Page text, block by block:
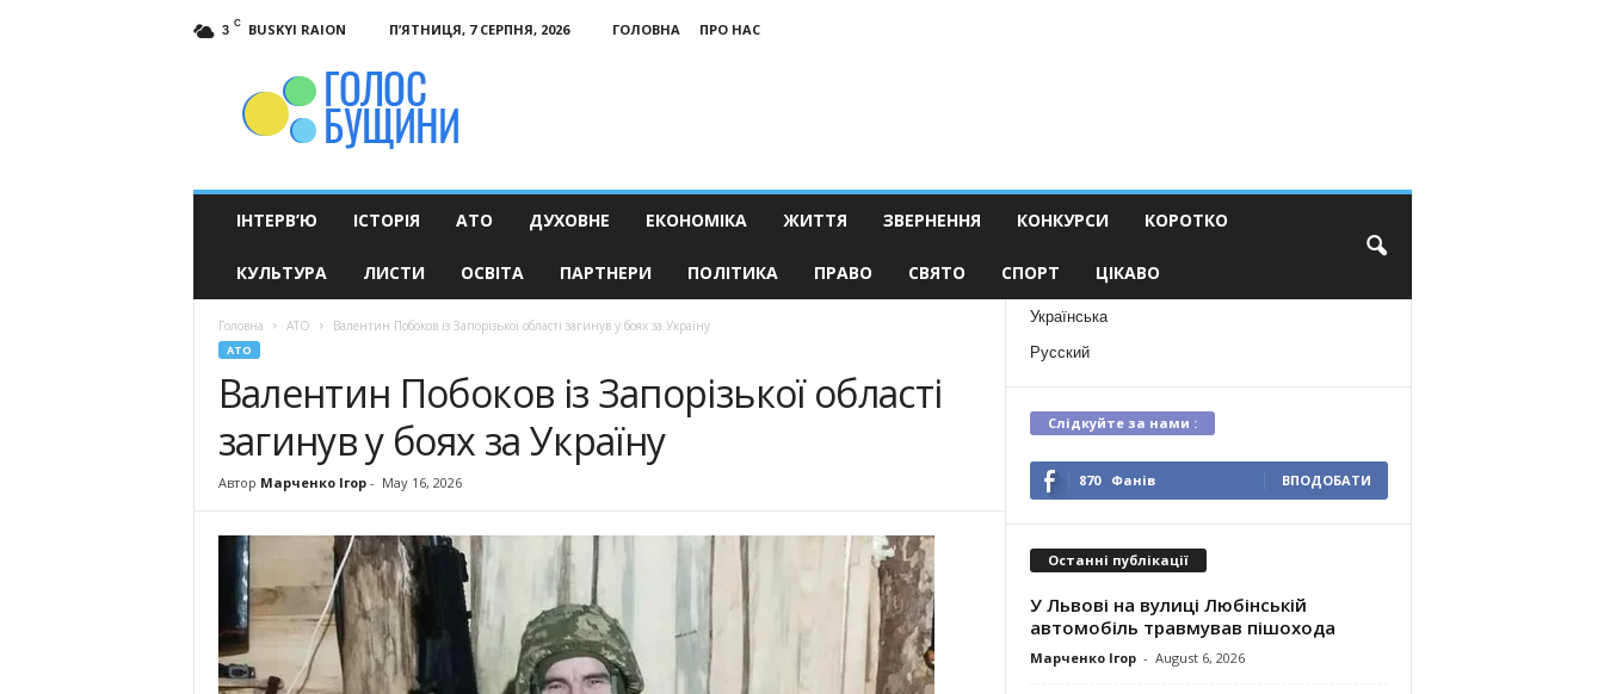
3 C BUSKYI RAION П’ЯТНИЦЯ, 7 СЕРПНЯ, 2026 ГОЛОВНА
ПРО НАС
ІНТЕРВ’Ю ІСТОРІЯ АТО ДУХОВНЕ ЕКОНОМІКА ЖИТТЯ ЗВЕРНЕННЯ КОНКУРСИ КОРОТКО
КУЛЬТУРА ЛИСТИ ОСВІТА ПАРТНЕРИ ПОЛІТИКА ПРАВО СВЯТО СПОРТ ЦІКАВО
Головна АТО Валентин Побоков із Запорізької області загинув у боях за Україну
АТО
Валентин Побоков із Запорізької області
загинув у боях за Україну
Автор Марченко Ігор- May 16, 2026
Українська
Русский
Слідкуйте за нами :
870 Фанів ВПОДОБАТИ
Останні публікації
У Львові на вулиці Любінській
автомобіль травмував пішохода
Марченко Ігор - August 6, 2026